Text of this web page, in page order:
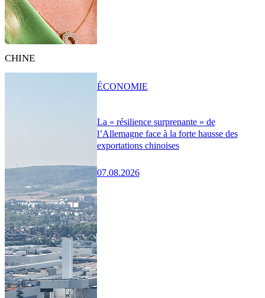
CHINE
La « résilience surprenante » de
l’Allemagne face à la forte hausse des
exportations chinoises
07.08.2026
ÉCONOMIE